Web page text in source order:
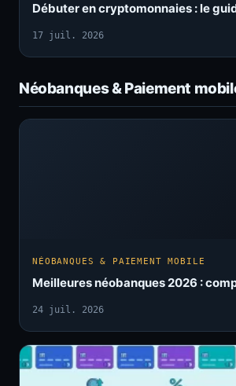
Débuter en cryptomonnaies : le
17 juil. 2026
Néobanques & Paiement
NÉOBANQUES & PAIEMENT MOBILE
Meilleures néobanques 2026 :
24 juil. 2026